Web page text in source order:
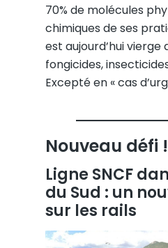
70% de molécules
chimiques de ses
est aujourd’hui vierge
fongicides,
Excepté en « cas
Nouveau défi !
Ligne SNCF
du Sud : un
sur les rails